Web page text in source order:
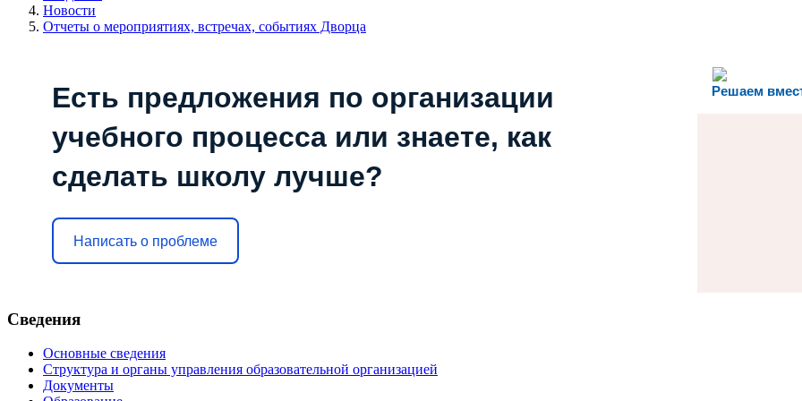
Новости
Отчеты о мероприятиях, встречах, событиях Дворца
Решаем
Есть предложения по организации
учебного процесса или знаете, как
сделать школу лучше?
Написать о проблеме
Сведения
Основные сведения
Структура и органы управления образовательной организацией
Документы